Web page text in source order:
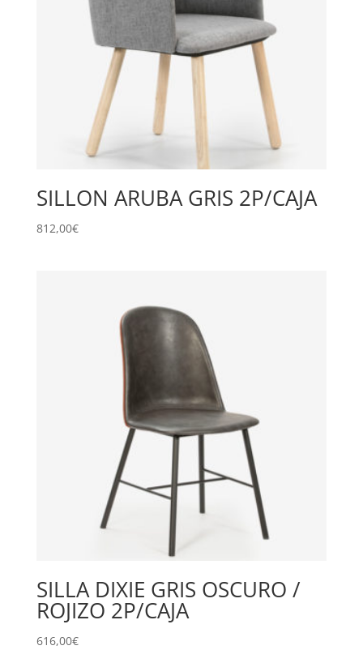
SILLON ARUBA GRIS 2P/CAJA
812,00€
SILLA DIXIE GRIS OSCURO /
ROJIZO 2P/CAJA
616,00€